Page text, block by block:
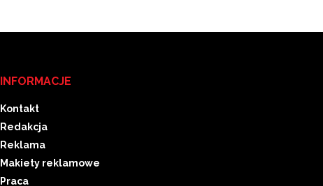
INFORMACJE
Kontakt
Redakcja
Reklama
Makiety reklamowe
Praca